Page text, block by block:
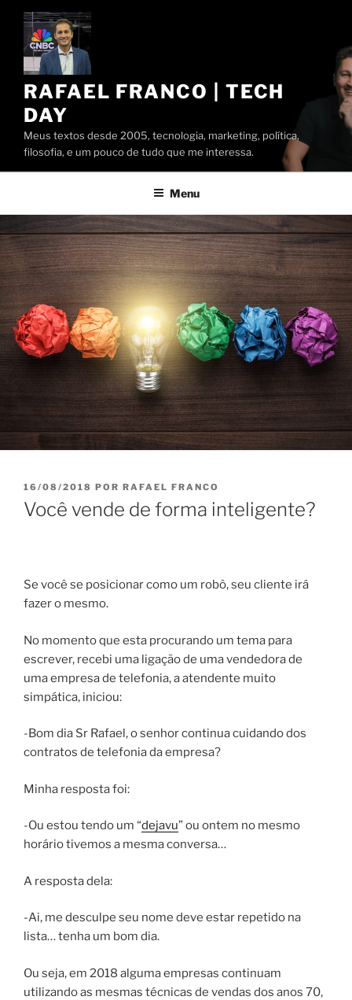
Pular
conteúdo
RAFAEL FRANCO | TECH
DAY
Meus textos desde 2005, tecnologia, marketing, política,
filosofia, e um pouco de tudo que me interessa.
Menu
PUBLICADO
EM
16/08/2018 POR RAFAEL FRANCO
Você vende de forma inteligente?
Se você se posicionar como um robô, seu cliente irá
fazer o mesmo.
No momento que esta procurando um tema para
escrever, recebi uma ligação de uma vendedora de
uma empresa de telefonia, a atendente muito
simpática, iniciou:
-Bom dia Sr Rafael, o senhor continua cuidando dos
contratos de telefonia da empresa?
Minha resposta foi:
-Ou estou tendo um “dejavu” ou ontem no mesmo
horário tivemos a mesma conversa…
A resposta dela:
-Ai, me desculpe seu nome deve estar repetido na
lista… tenha um bom dia.
Ou seja, em 2018 alguma empresas continuam
utilizando as mesmas técnicas de vendas dos anos 70,